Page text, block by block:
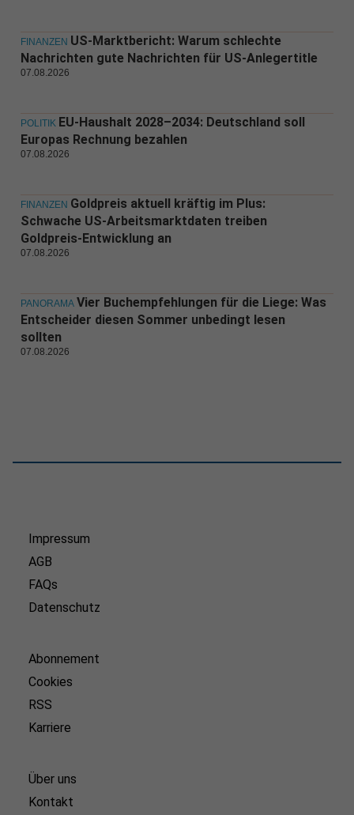
FINANZEN US-Marktbericht: Warum schlechte
Nachrichten gute Nachrichten für US-Anlegertitle
07.08.2026
POLITIK EU-Haushalt 2028–2034: Deutschland soll
Europas Rechnung bezahlen
07.08.2026
FINANZEN Goldpreis aktuell kräftig im Plus:
Schwache US-Arbeitsmarktdaten treiben
Goldpreis-Entwicklung an
07.08.2026
PANORAMA Vier Buchempfehlungen für die Liege: Was
Entscheider diesen Sommer unbedingt lesen
sollten
07.08.2026
Impressum
AGB
FAQs
Datenschutz
Abonnement
Cookies
RSS
Karriere
Über uns
Kontakt